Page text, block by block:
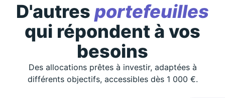
D'autres portefeuilles
qui répondent à vos
besoins
Des allocations prêtes à investir, adaptées à
différents objectifs, accessibles dès 1 000 €.